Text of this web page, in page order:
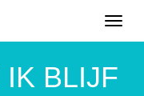
BLIJF